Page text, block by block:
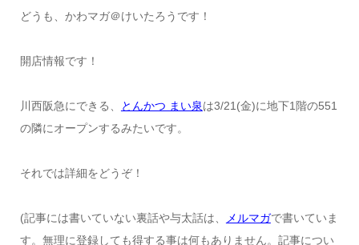
どうも、かわマガ＠けいたろうです！
開店情報です！
川西阪急にできる、 とんかつ まい泉は3/21(金)に地下1階の551
の隣にオープンするみたいです。
それでは詳細をどうぞ！
(記事には書いていない裏話や与太話は、 メルマガで書いていま
す。無理に登録しても得する事は何もありません。記事につい